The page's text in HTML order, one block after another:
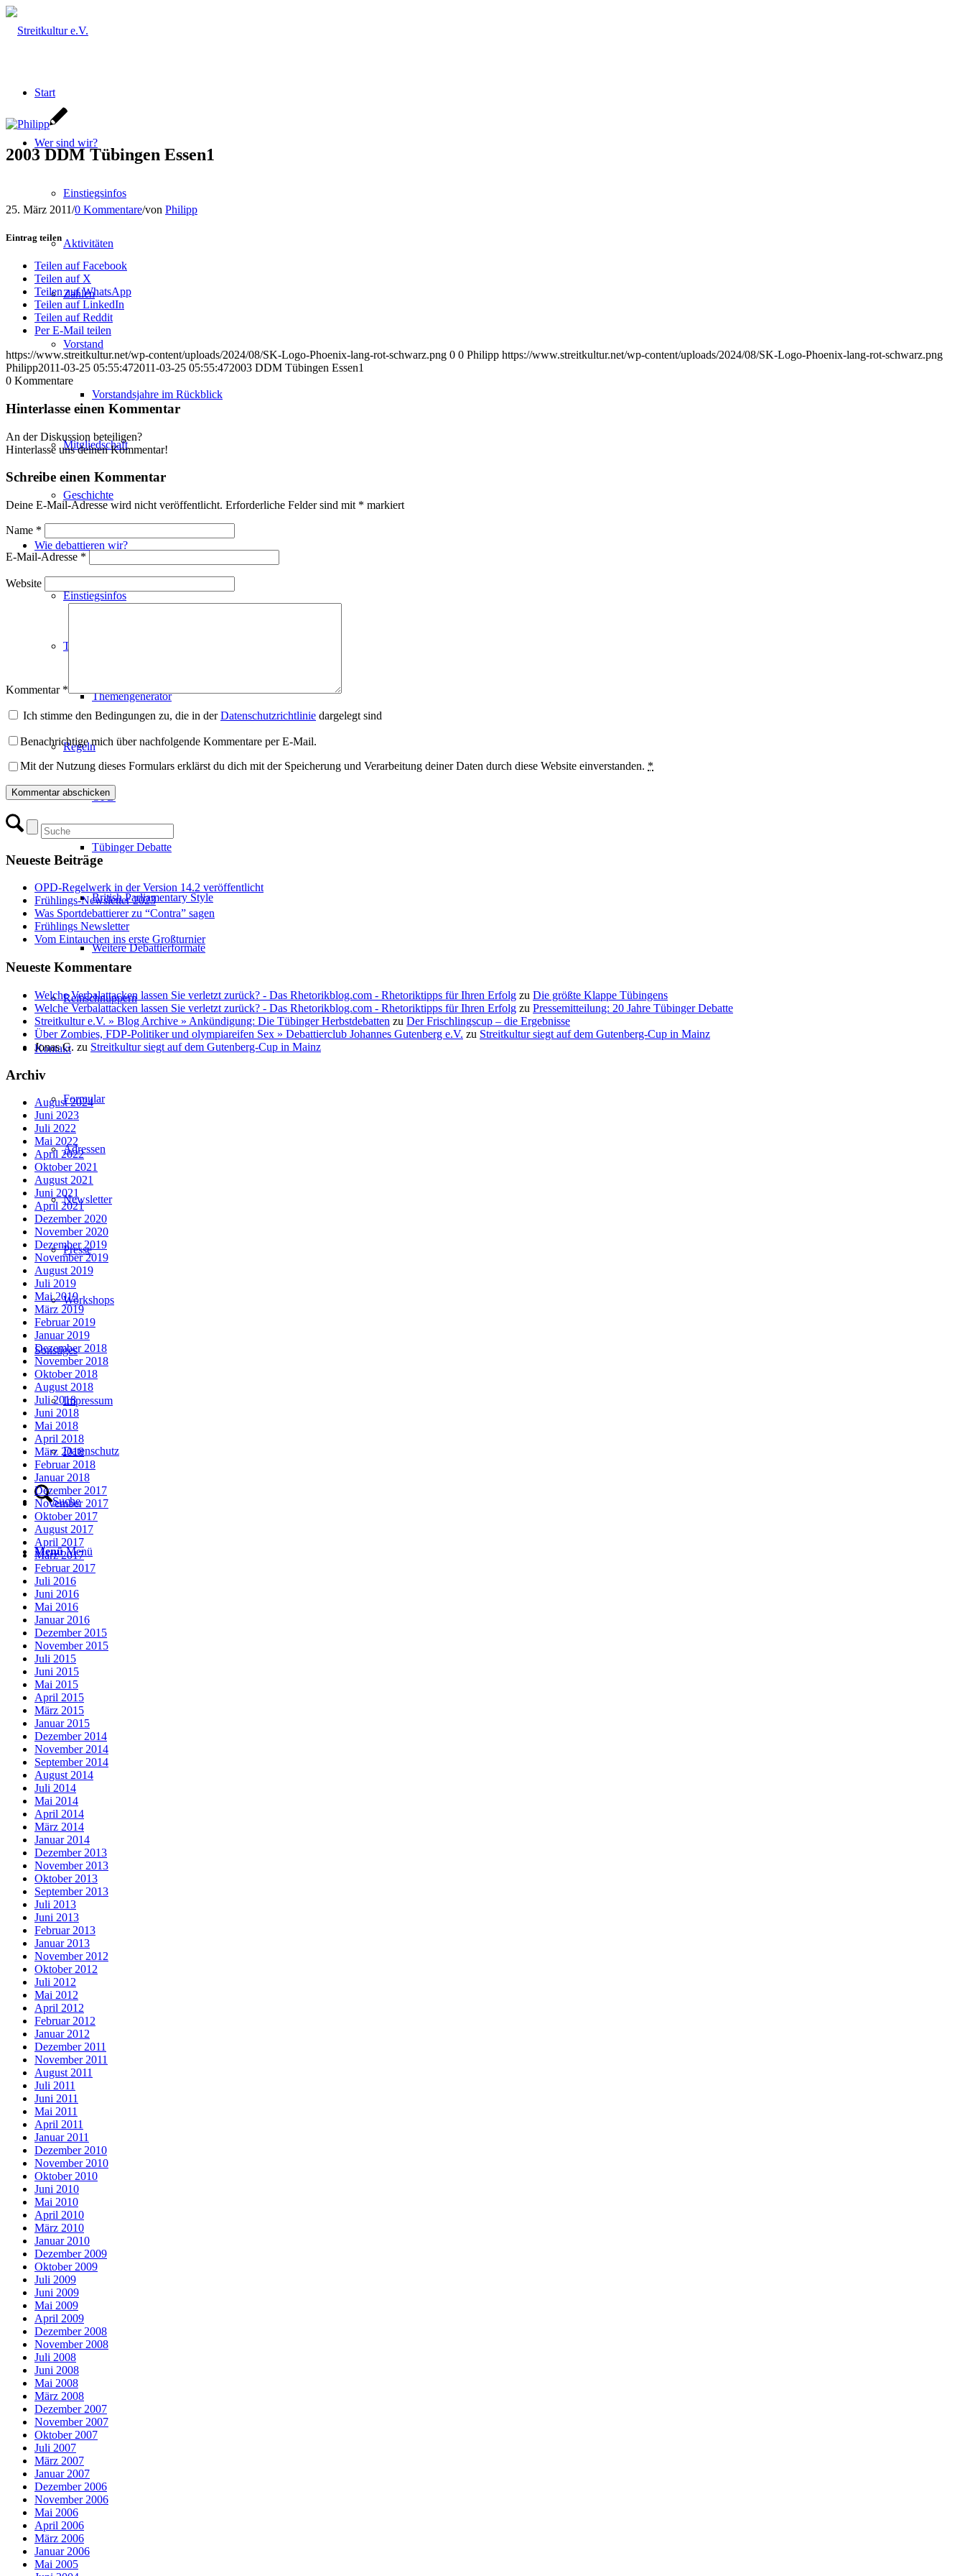
Start
Wer sind wir?
Einstiegsinfos
Aktivitäten
Zahlen
Vorstand
Vorstandsjahre im Rückblick
Mitgliedschaft
Geschichte
Wie debattieren wir?
Einstiegsinfos
Themen
Themengenerator
Regeln
OPD
Tübinger Debatte
British Parliamentary Style
Weitere Debattierformate
Reinschnuppern
Kontakt
Formular
Adressen
Newsletter
Presse
Workshops
Sonstiges
Impressum
Datenschutz
Suche
Menü Menü
2003 DDM Tübingen Essen1
25. März 2011/0 Kommentare/von Philipp
Eintrag teilen
Teilen auf Facebook
Teilen auf X
Teilen auf WhatsApp
Teilen auf LinkedIn
Teilen auf Reddit
Per E-Mail teilen
https://www.streitkultur.net/wp-content/uploads/2024/08/SK-Logo-Phoenix-lang-rot-schwarz.png 0 0 Philipp https://www.streitkultur.net/wp-content/uploads/2024/08/SK-Logo-Phoenix-lang-rot-schwarz.png
Philipp2011-03-25 05:55:472011-03-25 05:55:472003 DDM Tübingen Essen1
0 Kommentare
Hinterlasse einen Kommentar
An der Diskussion beteiligen?
Hinterlasse uns deinen Kommentar!
Schreibe einen Kommentar
Deine E-Mail-Adresse wird nicht veröffentlicht. Erforderliche Felder sind mit * markiert
Name *
E-Mail-Adresse *
Website
Kommentar *
Ich stimme den Bedingungen zu, die in derDatenschutzrichtlinie dargelegt sind
Benachrichtige mich über nachfolgende Kommentare per E-Mail.
Mit der Nutzung dieses Formulars erklärst du dich mit der Speicherung und Verarbeitung deiner Daten durch diese Website einverstanden. *
Neueste Beiträge
OPD-Regelwerk in der Version 14.2 veröffentlicht
Frühlings-Newsletter 2023
Was Sportdebattierer zu “Contra” sagen
Frühlings Newsletter
Vom Eintauchen ins erste Großturnier
Neueste Kommentare
Welche Verbalattacken lassen Sie verletzt zurück? - Das Rhetorikblog.com - Rhetoriktipps für Ihren Erfolg zu Die größte Klappe Tübingens
Welche Verbalattacken lassen Sie verletzt zurück? - Das Rhetorikblog.com - Rhetoriktipps für Ihren Erfolg zu Pressemitteilung: 20 Jahre Tübinger Debatte
Streitkultur e.V. » Blog Archive » Ankündigung: Die Tübinger Herbstdebatten zu Der Frischlingscup – die Ergebnisse
Über Zombies, FDP-Politiker und olympiareifen Sex » Debattierclub Johannes Gutenberg e.V. zu Streitkultur siegt auf dem Gutenberg-Cup in Mainz
Jonas G. zu Streitkultur siegt auf dem Gutenberg-Cup in Mainz
Archiv
August 2024
Juni 2023
Juli 2022
Mai 2022
April 2022
Oktober 2021
August 2021
Juni 2021
April 2021
Dezember 2020
November 2020
Dezember 2019
November 2019
August 2019
Juli 2019
Mai 2019
März 2019
Februar 2019
Januar 2019
Dezember 2018
November 2018
Oktober 2018
August 2018
Juli 2018
Juni 2018
Mai 2018
April 2018
März 2018
Februar 2018
Januar 2018
Dezember 2017
November 2017
Oktober 2017
August 2017
April 2017
März 2017
Februar 2017
Juli 2016
Juni 2016
Mai 2016
Januar 2016
Dezember 2015
November 2015
Juli 2015
Juni 2015
Mai 2015
April 2015
März 2015
Januar 2015
Dezember 2014
November 2014
September 2014
August 2014
Juli 2014
Mai 2014
April 2014
März 2014
Januar 2014
Dezember 2013
November 2013
Oktober 2013
September 2013
Juli 2013
Juni 2013
Februar 2013
Januar 2013
November 2012
Oktober 2012
Juli 2012
Mai 2012
April 2012
Februar 2012
Januar 2012
Dezember 2011
November 2011
August 2011
Juli 2011
Juni 2011
Mai 2011
April 2011
Januar 2011
Dezember 2010
November 2010
Oktober 2010
Juni 2010
Mai 2010
April 2010
März 2010
Januar 2010
Dezember 2009
Oktober 2009
Juli 2009
Juni 2009
Mai 2009
April 2009
Dezember 2008
November 2008
Juli 2008
Juni 2008
Mai 2008
März 2008
Dezember 2007
November 2007
Oktober 2007
Juli 2007
März 2007
Januar 2007
Dezember 2006
November 2006
Mai 2006
April 2006
März 2006
Januar 2006
Mai 2005